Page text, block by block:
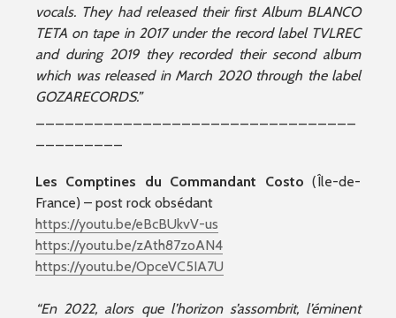
vocals. They had released their first Album BLANCO
TETA on tape in 2017 under the record label TVLREC
and during 2019 they recorded their second album
which was released in March 2020 through the label
GOZARECORDS.”
Les Comptines du Commandant Costo (Île-de-
France) – post rock obsédant
https://youtu.be/eBcBUkvV-us
https://youtu.be/zAth87zoAN4
https://youtu.be/OpceVC5IA7U
“En 2022, alors que l’horizon s’assombrit, l’éminent